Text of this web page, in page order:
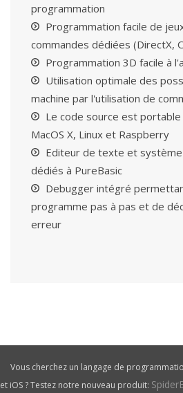
programmation
Programmation facile de
commandes dédiées (DirectX,
Programmation 3D facile à
Utilisation optimale des
machine par l'utilisation de
Le code source est
MacOS X, Linux et Raspberry
Editeur de texte et
dédiés à PureBasic
Debugger intégré
programme pas à pas et de
erreur
Vous cherchez un langage de
et iOS ? Testez notre nouveau produit: